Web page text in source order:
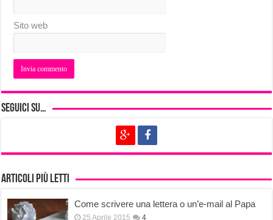
Sito web
Seguici su…
Articoli più letti
Come scrivere una lettera o un’e-mail al Papa
25 Aprile 2015 4